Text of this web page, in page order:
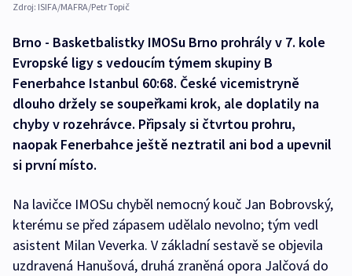
Zdroj: ISIFA/MAFRA/Petr Topič
Brno - Basketbalistky IMOSu Brno prohrály v 7. kole
Evropské ligy s vedoucím týmem skupiny B
Fenerbahce Istanbul 60:68. České vicemistryně
dlouho držely se soupeřkami krok, ale doplatily na
chyby v rozehrávce. Připsaly si čtvrtou prohru,
naopak Fenerbahce ještě neztratil ani bod a upevnil
si první místo.
Na lavičce IMOSu chyběl nemocný kouč Jan Bobrovský,
kterému se před zápasem udělalo nevolno; tým vedl
asistent Milan Veverka. V základní sestavě se objevila
uzdravená Hanušová, druhá zraněná opora Jalčová do